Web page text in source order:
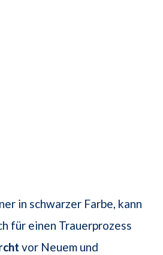
in schwarzer Farbe, kann
für einen Trauerprozess
vor Neuem und